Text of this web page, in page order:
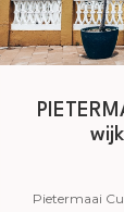
Pietermaai